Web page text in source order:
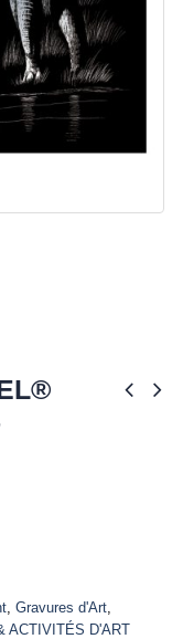
Gravures d'Art
ACTIVITÉS D'ART